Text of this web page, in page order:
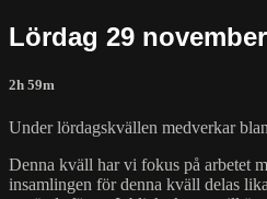
Lördag 29
2h 59m
Under lördagskvällen medverkar
Denna kväll har vi fokus på arbetet
insamlingen för denna kväll delas